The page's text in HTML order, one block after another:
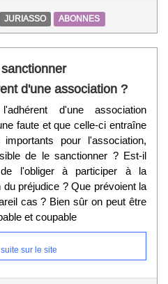
JURIASSO ABONNES
d'une association ?
d'une association
faute et que celle-ci entraîne
pour l'association,
de le sanctionner ? Est-il
de l'obliger à participer à la
du préjudice ? Que prévoient la
cas ? Bien sûr on peut être
et coupable
sur le site